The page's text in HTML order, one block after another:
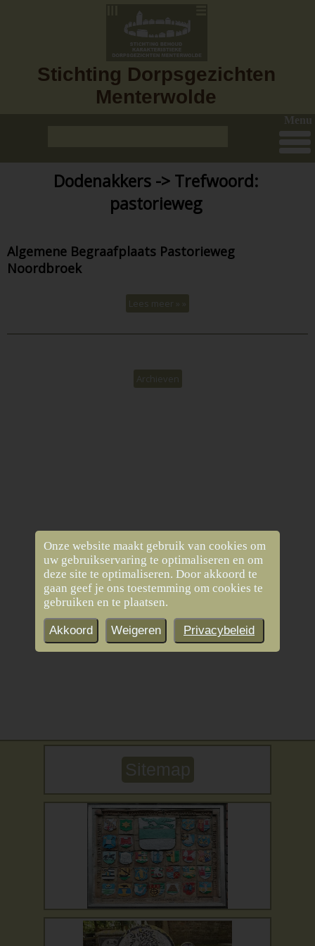
Stichting Dorpsgezichten
Menterwolde
Menu
Dodenakkers -> Trefwoord:
pastorieweg
Algemene Begraafplaats Pastorieweg
Noordbroek
Lees meer » »
Archieven
Sitemap
Onze website maakt gebruik van cookies om
uw gebruikservaring te optimaliseren en om
deze site te optimaliseren. Door akkoord te
gaan geef je ons toestemming om cookies te
gebruiken en te plaatsen.
Akkoord Weigeren Privacybeleid